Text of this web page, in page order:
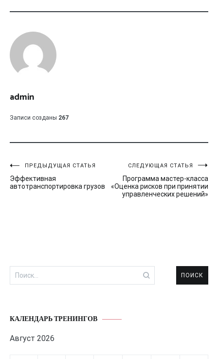
admin
Записи созданы 267
Навигация
по
ПРЕДЫДУЩАЯ СТАТЬЯ
Эффективная
автотранспортировка грузов
СЛЕДУЮЩАЯ СТАТЬЯ
Программа мастер-класса
«Оценка рисков при принятии
управленческих решений»
Найти:
КАЛЕНДАРЬ ТРЕНИНГОВ
Август 2026